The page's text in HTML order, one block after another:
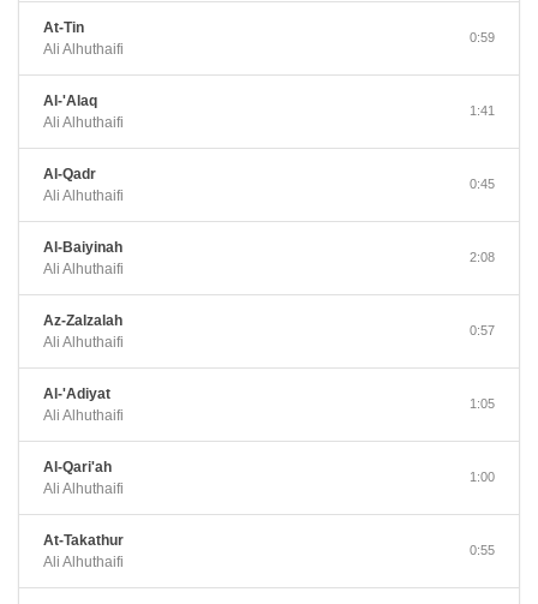
At-Tin
Ali Alhuthaifi
0:59
Al-'Alaq
Ali Alhuthaifi
1:41
Al-Qadr
Ali Alhuthaifi
0:45
Al-Baiyinah
Ali Alhuthaifi
2:08
Az-Zalzalah
Ali Alhuthaifi
0:57
Al-'Adiyat
Ali Alhuthaifi
1:05
Al-Qari'ah
Ali Alhuthaifi
1:00
At-Takathur
Ali Alhuthaifi
0:55